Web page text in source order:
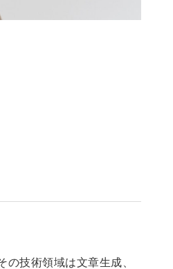
技術領域は文章生成、